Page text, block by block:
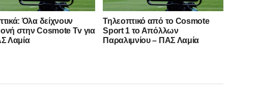
Όλα δείχνουν
στην Cosmote Tv για
Λαμία
Τηλεοπτικό από το Cosmote
Sport 1 το Απόλλων
Παραλιμνίου – ΠΑΣ Λαμία